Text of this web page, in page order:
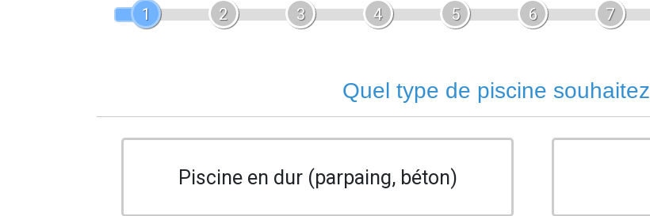
1 2 3 4 5 6 7
Quel type de piscine
Piscine en dur (parpaing, béton)